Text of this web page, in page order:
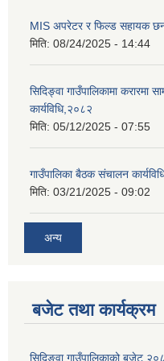
MIS अपरेटर र फिल्ड सहायक
मिति: 08/24/2025 - 14:44
सिदिङ्वा गाउँपालिकामा करारमा
कार्यविधि,२०८२
मिति: 05/12/2025 - 07:55
गाउँपालिका बैठक संचालन
मिति: 03/21/2025 - 09:02
अन्य
बजेट तथा कार्यक्रम
सिदिङ्वा गाउँपालिकाको बजेट